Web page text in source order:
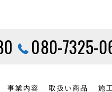
080-7325-
事業内容 取扱い商品 施